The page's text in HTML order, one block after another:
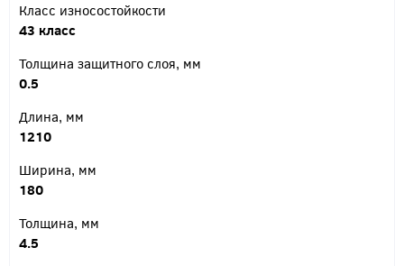
Класс износостойкости
43 класс
Толщина защитного слоя, мм
0.5
Длина, мм
1210
Ширина, мм
180
Толщина, мм
4.5